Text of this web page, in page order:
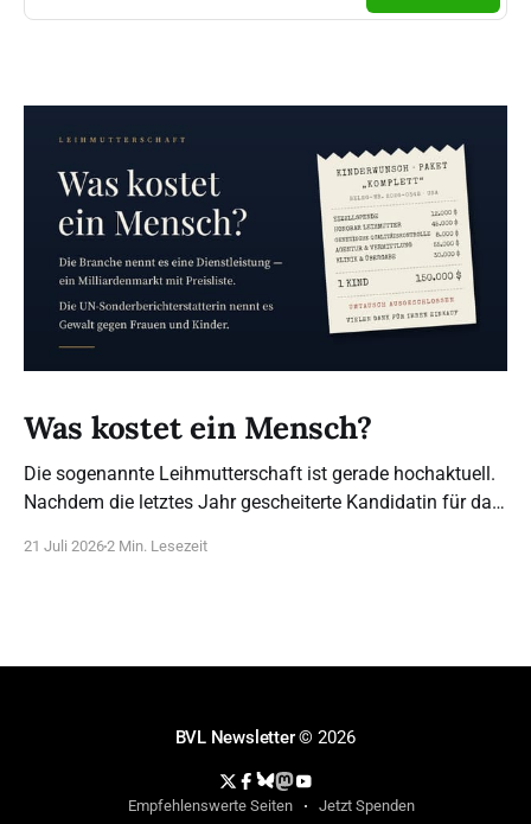
Was kostet ein Mensch?
Die sogenannte Leihmutterschaft ist gerade hochaktuell.
Nachdem die letztes Jahr gescheiterte Kandidatin für das
21 Juli 20262 Min. Lesezeit
BVL Newsletter© 2026
Empfehlenswerte Seiten Jetzt Spenden